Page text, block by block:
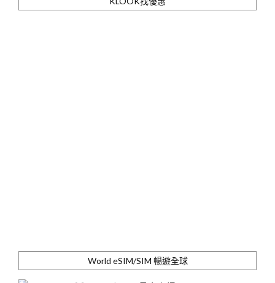
World eSIM/SIM 暢遊全球